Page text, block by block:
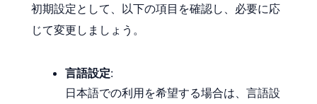
初期設定として、以下の項目を確認し、必要に応
じて変更しましょう。
言語設定:
日本語での利用を希望する場合は、言語設